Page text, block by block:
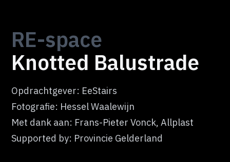
RE-space
Knotted Balustrade
Opdrachtgever: EeStairs
Fotografie: Hessel Waalewijn
Met dank aan: Frans-Pieter Vonck, Allplast
Supported by: Provincie Gelderland